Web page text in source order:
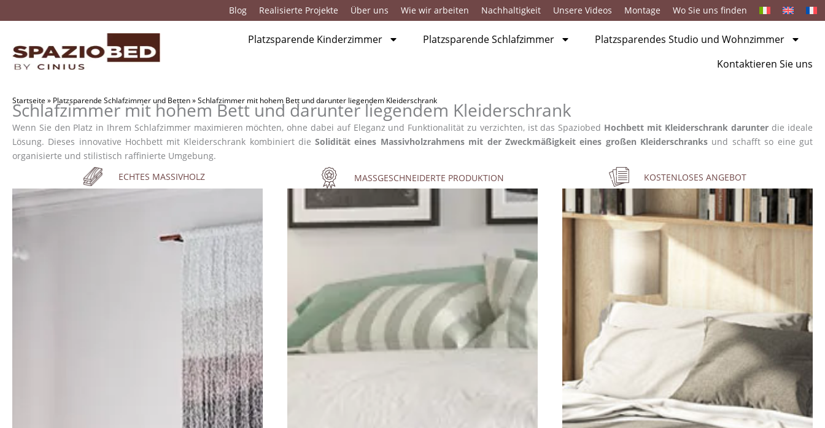
Inhalt
Blog Realisierte Projekte Über uns Wie wir arbeiten Nachhaltigkeit Unsere Videos Montage Wo Sie uns finden
Platzsparende Kinderzimmer Platzsparende Schlafzimmer
Platzsparendes Studio und Wohnzimmer
Kontaktieren Sie uns
Startseite » Platzsparende Schlafzimmer und Betten»Schlafzimmer mit hohem Bett und darunter liegendem Kleiderschrank
Schlafzimmer mit hohem Bett und darunter liegendem Kleiderschrank
Wenn Sie den Platz in Ihrem Schlafzimmer maximieren möchten, ohne dabei auf Eleganz und Funktionalität zu verzichten, ist das Spaziobed Hochbett mit Kleiderschrank darunter die ideale
Lösung. Dieses innovative Hochbett mit Kleiderschrank kombiniert die Solidität eines Massivholzrahmens mit der Zweckmäßigkeit eines großen Kleiderschranks und schafft so eine gut
organisierte und stilistisch raffinierte Umgebung.
ECHTES MASSIVHOLZ
MASSGESCHNEIDERTE PRODUKTION KOSTENLOSES ANGEBOT